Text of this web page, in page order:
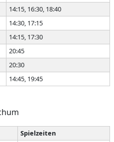
14:15, 16:30, 18:40
14:30, 17:15
14:15, 17:30
20:45
20:30
14:45, 19:45
Spielzeiten